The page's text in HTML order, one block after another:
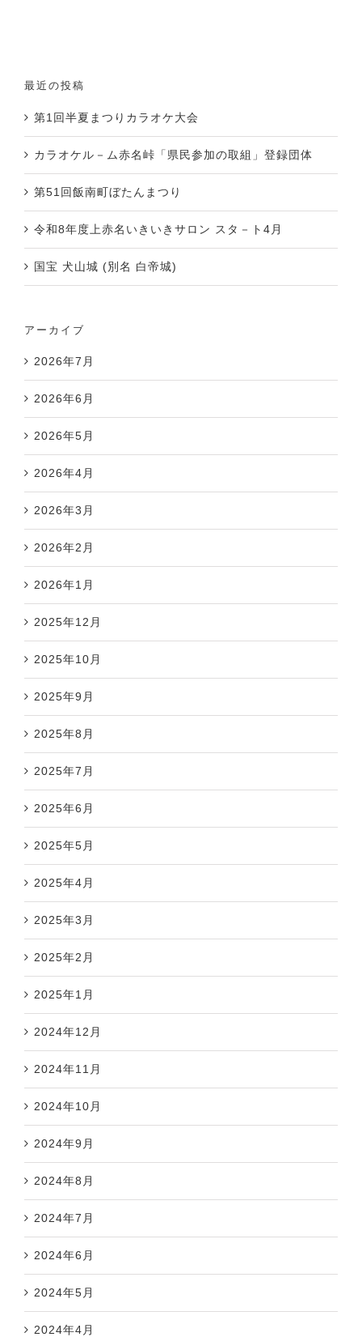
最近の投稿
第1回半夏まつりカラオケ大会
カラオケル－ム赤名峠「県民参加の取組」登録団体
第51回飯南町ぼたんまつり
令和8年度上赤名いきいきサロン スタ－ト4月
国宝 犬山城 (別名 白帝城)
アーカイブ
2026年7月
2026年6月
2026年5月
2026年4月
2026年3月
2026年2月
2026年1月
2025年12月
2025年10月
2025年9月
2025年8月
2025年7月
2025年6月
2025年5月
2025年4月
2025年3月
2025年2月
2025年1月
2024年12月
2024年11月
2024年10月
2024年9月
2024年8月
2024年7月
2024年6月
2024年5月
2024年4月